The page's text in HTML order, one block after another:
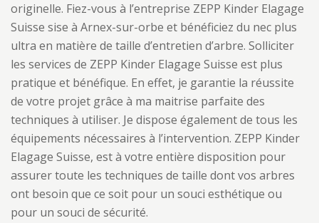
originelle. Fiez-vous à l’entreprise ZEPP Kinder Elagage
Suisse sise à Arnex-sur-orbe et bénéficiez du nec plus
ultra en matière de taille d’entretien d’arbre. Solliciter
les services de ZEPP Kinder Elagage Suisse est plus
pratique et bénéfique. En effet, je garantie la réussite
de votre projet grâce à ma maitrise parfaite des
techniques à utiliser. Je dispose également de tous les
équipements nécessaires à l’intervention. ZEPP Kinder
Elagage Suisse, est à votre entière disposition pour
assurer toute les techniques de taille dont vos arbres
ont besoin que ce soit pour un souci esthétique ou
pour un souci de sécurité.